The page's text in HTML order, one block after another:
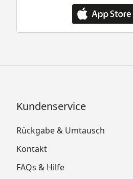
Kundenservice
Rückgabe & Umtausch
Kontakt
FAQs & Hilfe